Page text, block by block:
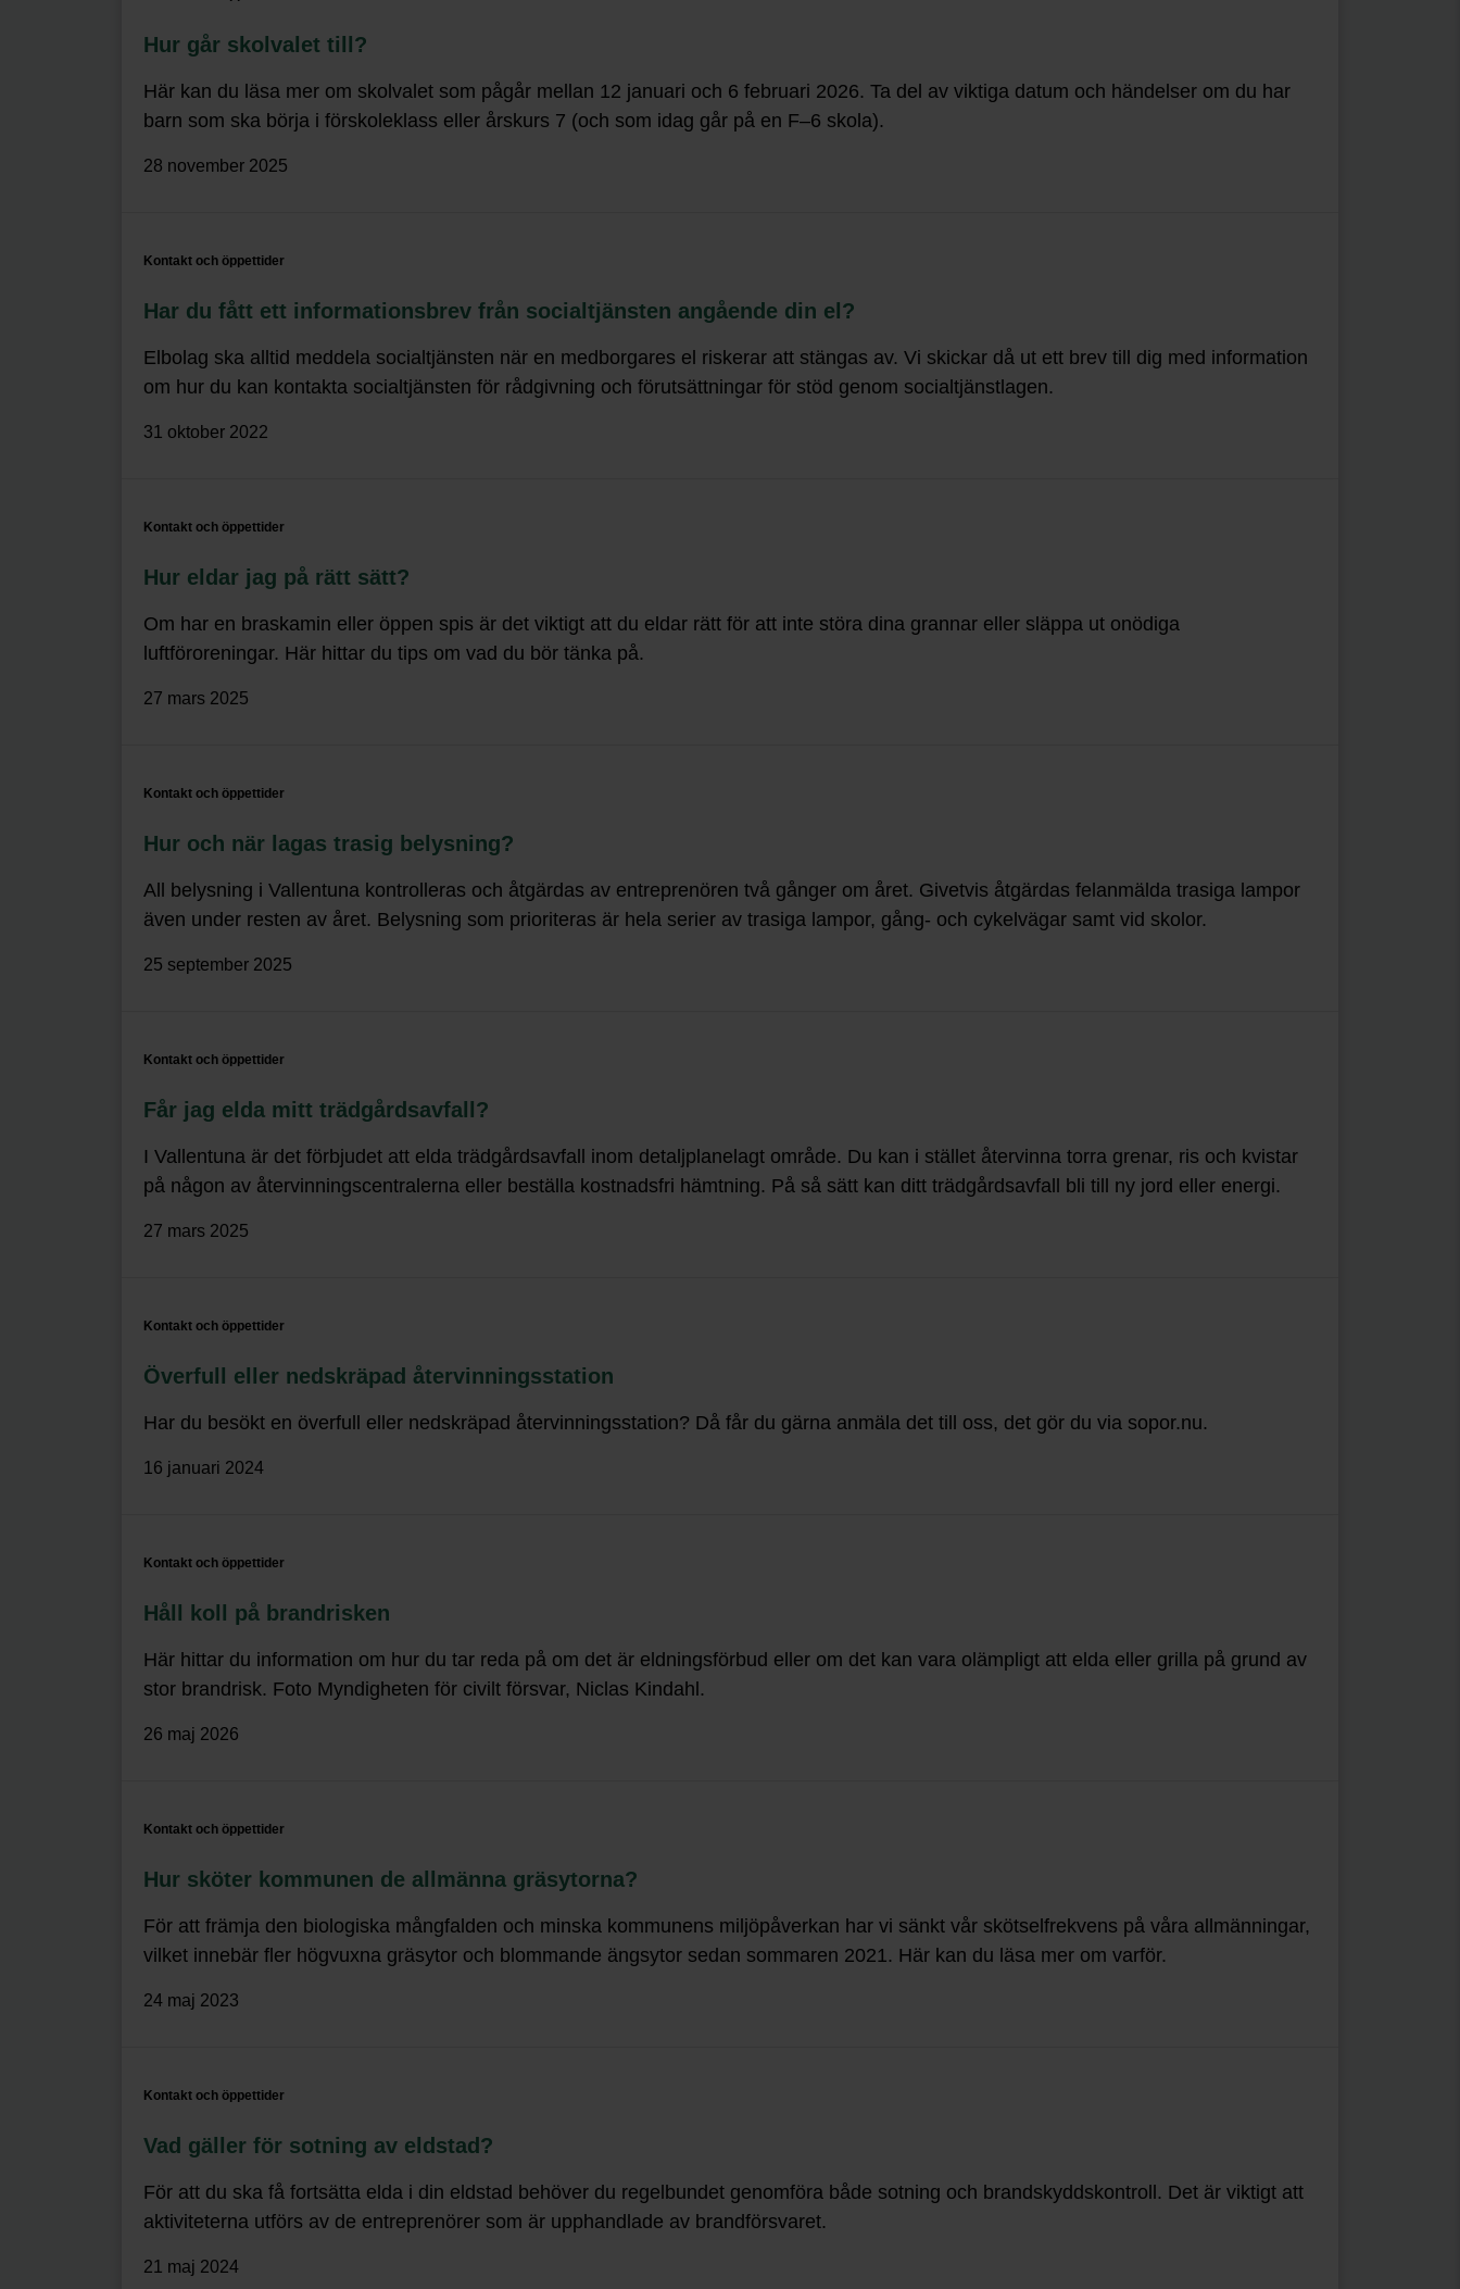
Hur går skolvalet till?
Här kan du läsa mer om skolvalet som pågår mellan 12 januari och 6 februari 2026. Ta del av viktiga datum och händelser om du har
barn som ska börja i förskoleklass eller årskurs 7 (och som idag går på en F–6 skola).
28 november 2025
Kontakt och öppettider
Har du fått ett informationsbrev från socialtjänsten angående din el?
Elbolag ska alltid meddela socialtjänsten när en medborgares el riskerar att stängas av. Vi skickar då ut ett brev till dig med information
om hur du kan kontakta socialtjänsten för rådgivning och förutsättningar för stöd genom socialtjänstlagen.
31 oktober 2022
Kontakt och öppettider
Hur eldar jag på rätt sätt?
Om har en braskamin eller öppen spis är det viktigt att du eldar rätt för att inte störa dina grannar eller släppa ut onödiga
luftföroreningar. Här hittar du tips om vad du bör tänka på.
27 mars 2025
Kontakt och öppettider
Hur och när lagas trasig belysning?
All belysning i Vallentuna kontrolleras och åtgärdas av entreprenören två gånger om året. Givetvis åtgärdas felanmälda trasiga lampor
även under resten av året. Belysning som prioriteras är hela serier av trasiga lampor, gång- och cykelvägar samt vid skolor.
25 september 2025
Kontakt och öppettider
Får jag elda mitt trädgårdsavfall?
I Vallentuna är det förbjudet att elda trädgårdsavfall inom detaljplanelagt område. Du kan i stället återvinna torra grenar, ris och kvistar
på någon av återvinningscentralerna eller beställa kostnadsfri hämtning. På så sätt kan ditt trädgårdsavfall bli till ny jord eller energi.
27 mars 2025
Kontakt och öppettider
Överfull eller nedskräpad återvinningsstation
Har du besökt en överfull eller nedskräpad återvinningsstation? Då får du gärna anmäla det till oss, det gör du via sopor.nu.
16 januari 2024
Kontakt och öppettider
Håll koll på brandrisken
Här hittar du information om hur du tar reda på om det är eldningsförbud eller om det kan vara olämpligt att elda eller grilla på grund av
stor brandrisk. Foto Myndigheten för civilt försvar, Niclas Kindahl.
26 maj 2026
Kontakt och öppettider
Hur sköter kommunen de allmänna gräsytorna?
För att främja den biologiska mångfalden och minska kommunens miljöpåverkan har vi sänkt vår skötselfrekvens på våra allmänningar,
vilket innebär fler högvuxna gräsytor och blommande ängsytor sedan sommaren 2021. Här kan du läsa mer om varför.
24 maj 2023
Kontakt och öppettider
Vad gäller för sotning av eldstad?
För att du ska få fortsätta elda i din eldstad behöver du regelbundet genomföra både sotning och brandskyddskontroll. Det är viktigt att
aktiviteterna utförs av de entreprenörer som är upphandlade av brandförsvaret.
21 maj 2024